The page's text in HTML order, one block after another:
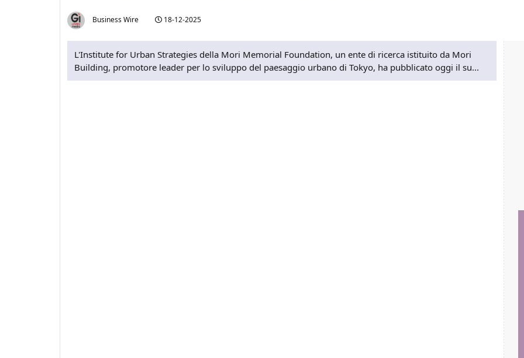
Business Wire 18-12-2025
L'Institute for Urban Strategies della Mori Memorial Foundation, un ente di ricerca istituito da Mori
Building, promotore leader per lo sviluppo del paesaggio urbano di Tokyo, ha pubblicato oggi il su...